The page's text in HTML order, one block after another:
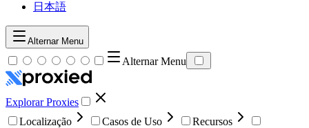
日本語
Alternar Menu
Alternar Menu
Explorar Proxies
Localização
Casos de Uso
Recursos